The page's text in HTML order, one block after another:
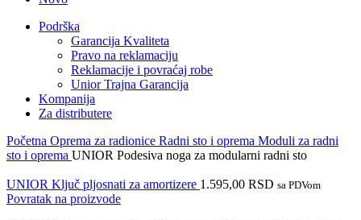
Podrška
Garancija Kvaliteta
Pravo na reklamaciju
Reklamacije i povraćaj robe
Unior Trajna Garancija
Kompanija
Za distributere
Početna Oprema za radionice Radni sto i oprema Moduli za radni
sto i oprema UNIOR Podesiva noga za modularni radni sto
UNIOR Ključ pljosnati za amortizere 1.595,00 RSD sa PDVom
Povratak na proizvode